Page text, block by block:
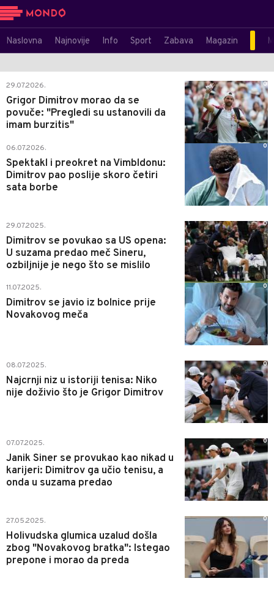
Naslovna Najnovije Info Sport Zabava Magazin
29.07.2026.
Grigor Dimitrov morao da se
povuče: "Pregledi su ustanovili da
imam burzitis"
0
06.07.2026.
Spektakl i preokret na Vimbldonu:
Dimitrov pao poslije skoro četiri
sata borbe
0
29.07.2025.
Dimitrov se povukao sa US opena:
U suzama predao meč Sineru,
ozbiljnije je nego što se mislilo
0
11.07.2025.
Dimitrov se javio iz bolnice prije
Novakovog meča
0
08.07.2025.
Najcrnji niz u istoriji tenisa: Niko
nije doživio što je Grigor Dimitrov
0
07.07.2025.
Janik Siner se provukao kao nikad u
karijeri: Dimitrov ga učio tenisu, a
onda u suzama predao
0
27.05.2025.
Holivudska glumica uzalud došla
zbog "Novakovog bratka": Istegao
prepone i morao da preda
0